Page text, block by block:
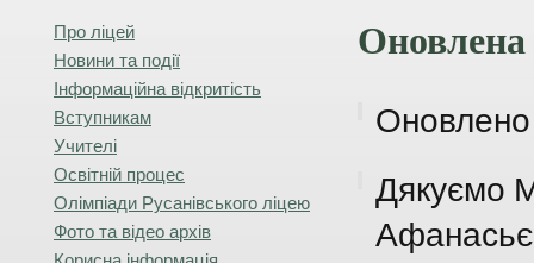
Про ліцей
Новини та події
Інформаційна відкритість
Вступникам
Учителі
Освітній процес
Олімпіади Русанівського ліцею
Фото та відео архів
Оновлена
Оновлено
Дякуємо